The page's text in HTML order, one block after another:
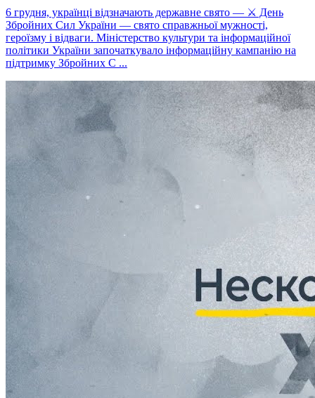
6 грудня, українці відзначають державне свято — ⚔ День
Збройних Сил України — свято справжньої мужності,
героїзму і відваги. Міністерство культури та інформаційної
політики України започаткувало інформаційну кампанію на
підтримку Збройних С ...